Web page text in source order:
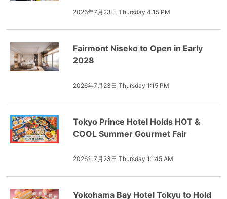
2026年7月23日 Thursday 4:15 PM
Fairmont Niseko to Open in Early
2028
2026年7月23日 Thursday 1:15 PM
Tokyo Prince Hotel Holds HOT &
COOL Summer Gourmet Fair
2026年7月23日 Thursday 11:45 AM
Yokohama Bay Hotel Tokyu to Hold